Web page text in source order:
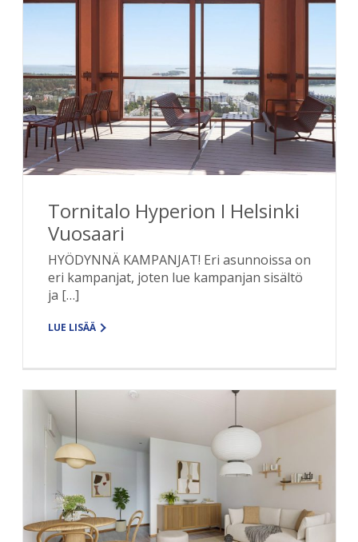
Tornitalo Hyperion I Helsinki
Vuosaari
HYÖDYNNÄ KAMPANJAT! Eri asunnoissa on
eri kampanjat, joten lue kampanjan sisältö
ja […]
LUE LISÄÄ